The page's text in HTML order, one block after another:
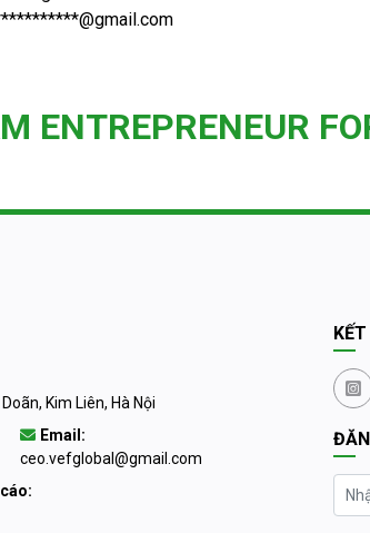
ENTREPRENEUR
Kim Liên, Hà Nội
Email:
ceo.vefglobal@gmail.com